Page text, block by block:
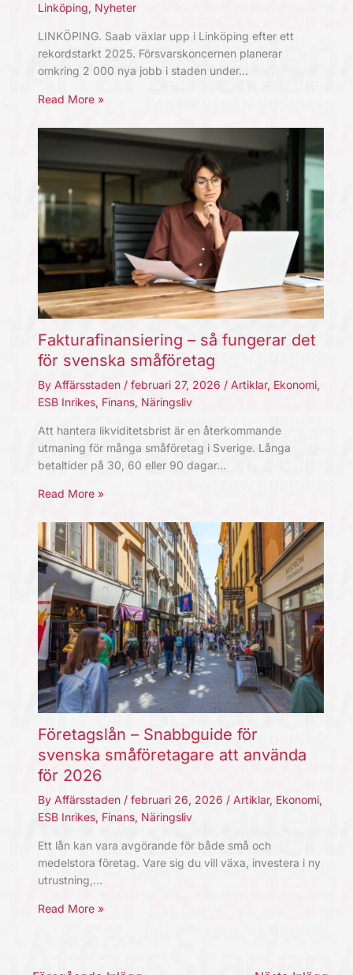
Linköping, Nyheter
LINKÖPING. Saab växlar upp i Linköping efter ett
rekordstarkt 2025. Försvarskoncernen planerar
omkring 2 000 nya jobb i staden under…
Read More »
Fakturafinansiering – så fungerar det
för svenska småföretag
By Affärsstaden / februari 27, 2026 / Artiklar, Ekonomi,
ESB Inrikes, Finans, Näringsliv
Att hantera likviditetsbrist är en återkommande
utmaning för många småföretag i Sverige. Långa
betaltider på 30, 60 eller 90 dagar…
Read More »
Företagslån – Snabbguide för
svenska småföretagare att använda
för 2026
By Affärsstaden / februari 26, 2026 / Artiklar, Ekonomi,
ESB Inrikes, Finans, Näringsliv
Ett lån kan vara avgörande för både små och
medelstora företag. Vare sig du vill växa, investera i ny
utrustning,…
Read More »